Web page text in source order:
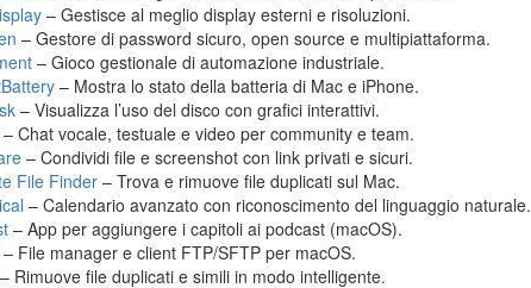
– Gestisce al meglio display esterni e risoluzioni.
– Gestore di password sicuro, open source e multipiattaforma.
– Gioco gestionale di automazione industriale.
– Mostra lo stato della batteria di Mac e iPhone.
– Visualizza l’uso del disco con grafici interattivi.
– Chat vocale, testuale e video per community e team.
– Condividi file e screenshot con link privati e sicuri.
File Finder – Trova e rimuove file duplicati sul Mac.
– Calendario avanzato con riconoscimento del linguaggio naturale.
– App per aggiungere i capitoli ai podcast (macOS).
– File manager e client FTP/SFTP per macOS.
– Rimuove file duplicati e simili in modo intelligente.